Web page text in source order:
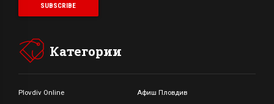
Категории
Plovdiv Online Афиш Пловдив